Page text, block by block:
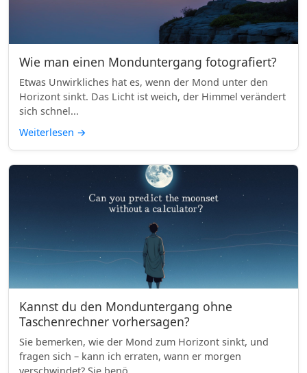
Wie man einen Monduntergang fotografiert?
Etwas Unwirkliches hat es, wenn der Mond unter den
Horizont sinkt. Das Licht ist weich, der Himmel verändert
sich schnel...
Weiterlesen →
Kannst du den Monduntergang ohne
Taschenrechner vorhersagen?
Sie bemerken, wie der Mond zum Horizont sinkt, und
fragen sich – kann ich erraten, wann er morgen